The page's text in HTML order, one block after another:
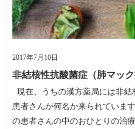
2017年7月10日
非結核性抗酸菌症（肺マッ
現在、うちの漢方薬局には非
患者さんが何名か来られていま
の患者さんの中のおひとりの治